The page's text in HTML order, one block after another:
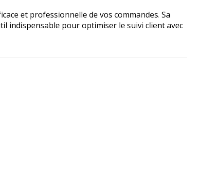
et professionnelle de vos commandes. Sa
indispensable pour optimiser le suivi client avec